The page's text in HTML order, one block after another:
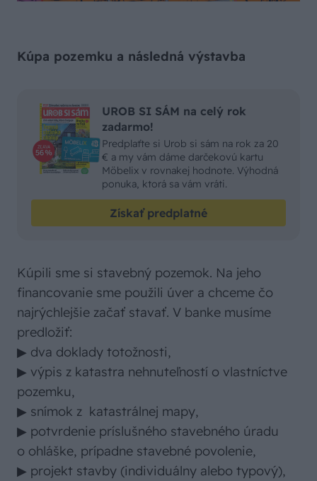
Kúpa pozemku a následná výstavba
UROB SI SÁM na celý rok
zadarmo!
Predplaťte si Urob si sám na rok za 20
€ a my vám dáme darčekovú kartu
Möbelix v rovnakej hodnote. Výhodná
ponuka, ktorá sa vám vráti.
Získať predplatné
Kúpili sme si stavebný pozemok. Na jeho
financovanie sme použili úver a chceme čo
najrýchlejšie začať stavať. V banke musíme
predložiť:
▶ dva doklady totožnosti,
▶ výpis z katastra nehnuteľností o vlastníctve
pozemku,
▶ snímok z katastrálnej mapy,
▶ potvrdenie príslušného stavebného úradu
o ohláške, prípadne stavebné povolenie,
▶ projekt stavby (individuálny alebo typový),